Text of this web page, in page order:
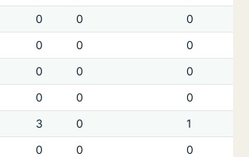
0 0
0
0 0
0
0 0
0
0 0
0
3 0
1
0 0
0